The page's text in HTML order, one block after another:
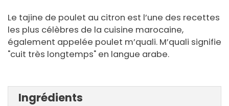
Le tajine de poulet au citron est l’une des recettes
les plus célèbres de la cuisine marocaine,
également appelée poulet m’quali. M’quali signifie
"cuit très longtemps" en langue arabe.
Ingrédients